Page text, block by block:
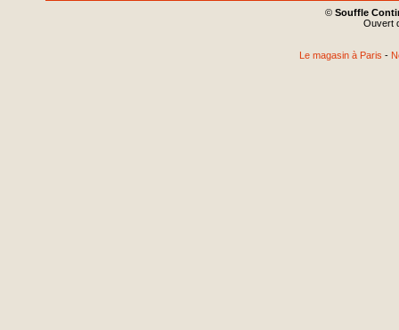
© Souffle
Ouvert
Le magasin à Paris -